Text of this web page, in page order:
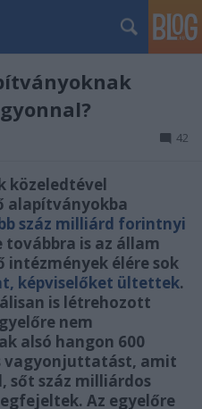
42
közeledtével
alapítványokba
száz milliárd forintnyi
továbbra is az állam
élére sok
képviselőket ültettek.
is létrehozott
nem
alsó hangon 600
vagyonjuttatást, amit
sőt száz milliárdos
Az egyelőre